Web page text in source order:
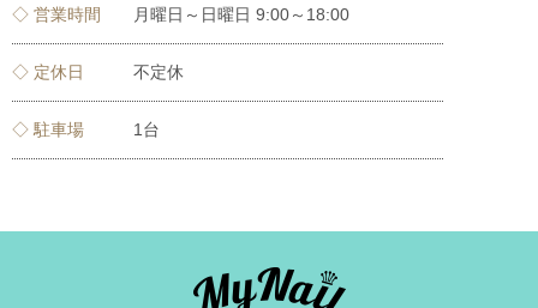
◇ 営業時間 月曜日～日曜日 9:00～18:00
◇ 定休日 不定休
◇ 駐車場 1台